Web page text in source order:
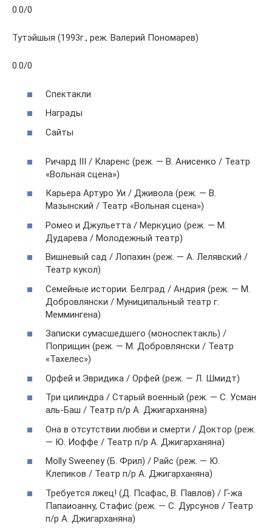
0.0/0
Тутэйшыя (1993г., реж. Валерий Пономарев)
0.0/0
Спектакли
Награды
Сайты
Ричард III / Кларенс (реж. — В. Анисенко / Театр
«Вольная сцена»)
Карьера Артуро Уи / Дживола (реж. — В.
Мазынский / Театр «Вольная сцена»)
Ромео и Джульетта / Меркуцио (реж. — М.
Дударева / Молодежный театр)
Вишневый сад / Лопахин (реж. — А. Лелявский /
Театр кукол)
Семейные истории. Белград / Андрия (реж. — М.
Добровлянски / Муниципальный театр г.
Меммингена)
Записки сумасшедшего (моноспектакль) /
Поприщин (реж. — М. Добровлянски / Театр
«Тахелес»)
Орфей и Эвридика / Орфей (реж. — Л. Шмидт)
Три цилиндра / Старый военный (реж. — С. Усман
аль-Баш / Театр п/р А. Джигарханяна)
Она в отсутствии любви и смерти / Доктор (реж.
— Ю. Иоффе / Театр п/р А. Джигарханяна)
Molly Sweeney (Б. Фрил) / Райс (реж. — Ю.
Клепиков / Театр п/р А. Джигарханяна)
Требуется лжец! (Д. Псафас, В. Павлов) / Г-жа
Папаиоанну, Стафис (реж. — С. Дурсунов / Театр
п/р А. Джигарханяна)